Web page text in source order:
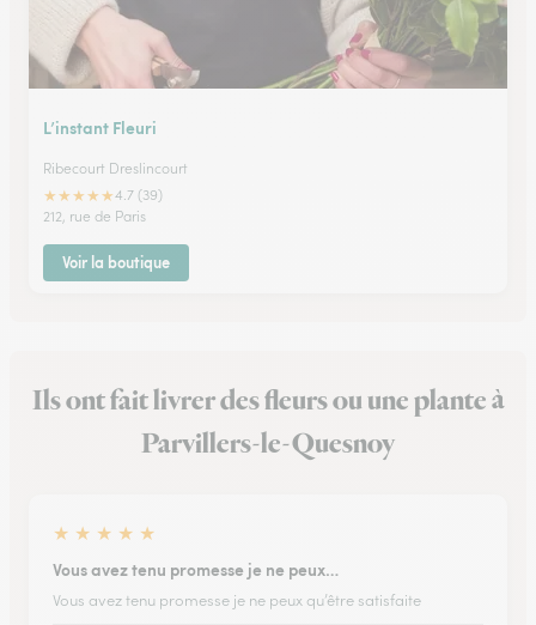
L’instant Fleuri
Ribecourt Dreslincourt
★★★★★4.7 (39)
212, rue de Paris
Voir la boutique
Ils ont fait livrer des fleurs ou une plante à
Parvillers-le-Quesnoy
★ ★ ★ ★ ★
Vous avez tenu promesse je ne peux…
Vous avez tenu promesse je ne peux qu’être satisfaite